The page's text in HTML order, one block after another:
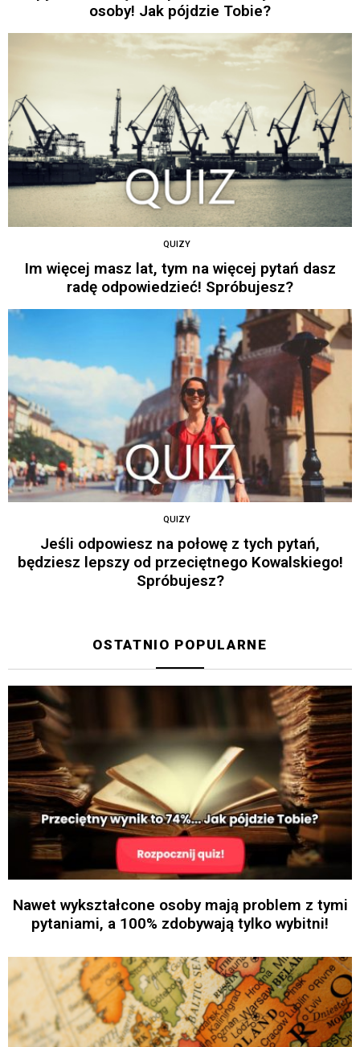
osoby! Jak pójdzie Tobie?
QUIZY
Im więcej masz lat, tym na więcej pytań dasz
radę odpowiedzieć! Spróbujesz?
QUIZY
Jeśli odpowiesz na połowę z tych pytań,
będziesz lepszy od przeciętnego Kowalskiego!
Spróbujesz?
OSTATNIO POPULARNE
Nawet wykształcone osoby mają problem z tymi
pytaniami, a 100% zdobywają tylko wybitni!